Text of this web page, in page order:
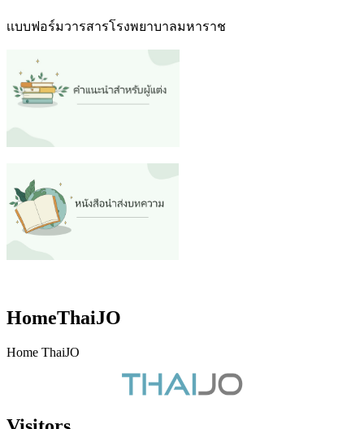
เเบบฟอร์มวารสารโรงพยาบาลมหาราช
HomeThaiJO
Home ThaiJO